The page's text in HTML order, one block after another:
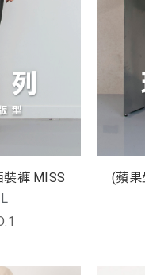
褲 MISS
(蘋